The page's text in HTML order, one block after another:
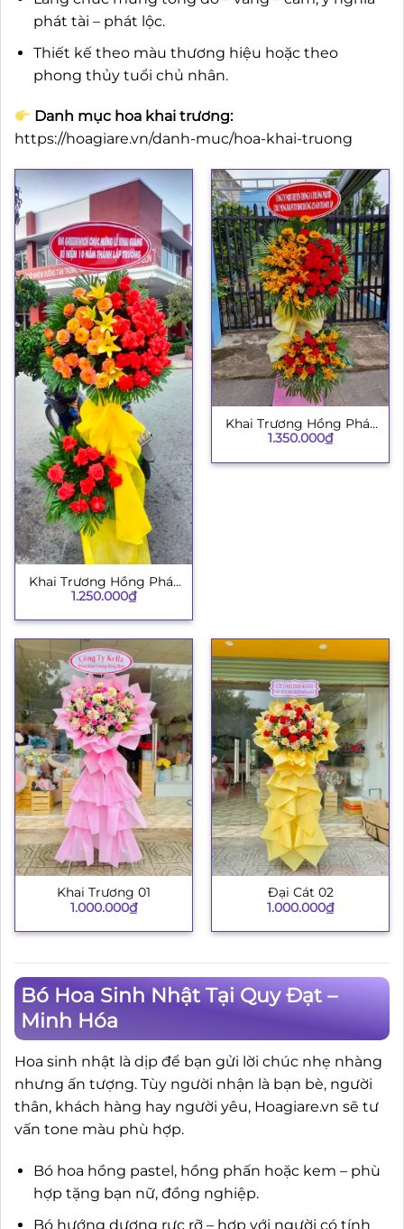
phát tài – phát lộc.
Thiết kế theo màu thương hiệu hoặc theo
phong thủy tuổi chủ nhân.
Danh mục hoa khai trương:
https://hoagiare.vn/danh-muc/hoa-khai-truong
Khai Trương Hồng Phát
010
1.250.000₫
Khai Trương Hồng Phát
H06
1.350.000₫
Khai Trương 01
1.000.000₫
Đại Cát 02
1.000.000₫
Bó Hoa Sinh Nhật Tại Quy Đạt –
Minh Hóa
Hoa sinh nhật là dịp để bạn gửi lời chúc nhẹ nhàng
nhưng ấn tượng. Tùy người nhận là bạn bè, người
thân, khách hàng hay người yêu, Hoagiare.vn sẽ tư
vấn tone màu phù hợp.
Bó hoa hồng pastel, hồng phấn hoặc kem – phù
hợp tặng bạn nữ, đồng nghiệp.
Bó hướng dương rực rỡ – hợp với người có tính